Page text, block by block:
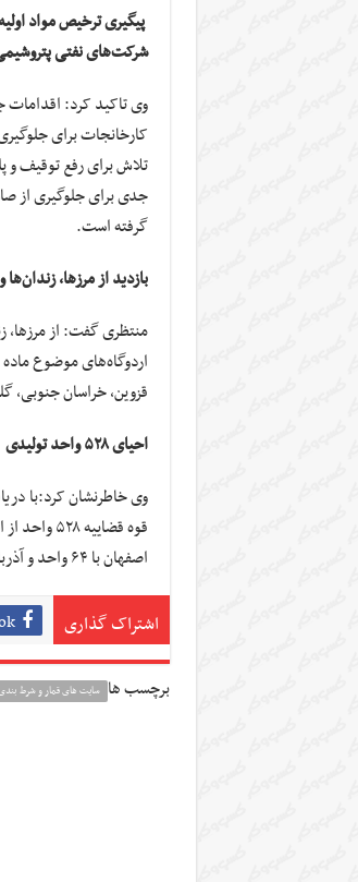
پیگیری ترخیص مواد
شرکت‌های نفتی
وی تاکید کرد: اقدامات
کارخانجات برای
تلاش برای رفع توقیف
جدی برای جلوگیری از
گرفته است.
بازدید از مرزها، زندان‌ها و اردوگاه‌های
قزوین، خراسان جنوبی،
احیای ۵۲۸ واحد تولیدی
وی خاطرنشان کرد:با
اصفهان با ۶۴ واحد و آذربایجان شرقی با ۶۲ واحد بیشترین واحدهای تولیدی را دارا هستند.
اشتراک گذاری
برچسب ها سایت های قمار و شرط